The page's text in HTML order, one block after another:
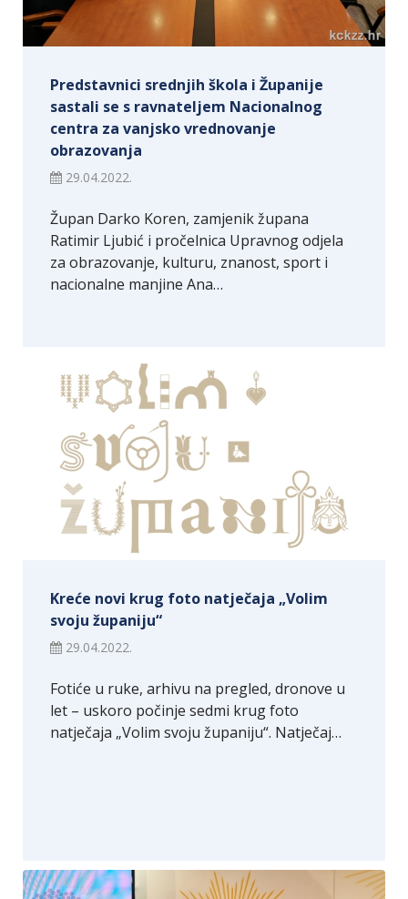
Predstavnici srednjih škola i Županije
sastali se s ravnateljem Nacionalnog
centra za vanjsko vrednovanje
obrazovanja
29.04.2022.
Župan Darko Koren, zamjenik župana
Ratimir Ljubić i pročelnica Upravnog odjela
za obrazovanje, kulturu, znanost, sport i
nacionalne manjine Ana…
Kreće novi krug foto natječaja „Volim
svoju županiju“
29.04.2022.
Fotiće u ruke, arhivu na pregled, dronove u
let – uskoro počinje sedmi krug foto
natječaja „Volim svoju županiju“. Natječaj…